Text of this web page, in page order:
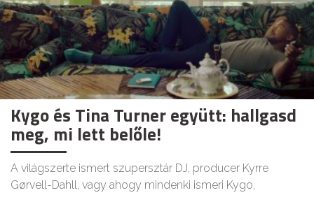
Kygo és Tina Turner együtt: hallgasd
meg, mi lett belőle!
A világszerte ismert szupersztár DJ, producer Kyrre
Gørvell-Dahll, vagy ahogy mindenki ismeri Kygo,